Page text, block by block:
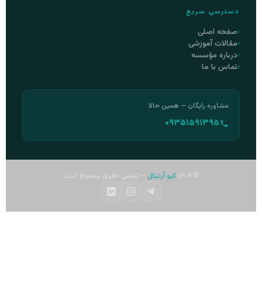
دسترسی سریع
صفحه اصلی
مقالات آموزشی
درباره مؤسسه
تماس با ما
مشاوره رایگان — همین حالا
۰۹۳۵۱۵۹۱۳۹۵
© ۱۴۰۴ کیو آرتیکل— تمامی حقوق محفوظ است